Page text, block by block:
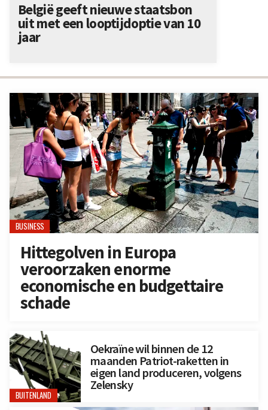
BUSINESS
Hittegolven in Europa
veroorzaken enorme
economische en budgettaire
schade
BUITENLAND
Oekraïne wil binnen de 12
maanden Patriot-raketten in
eigen land produceren, volgens
Zelensky
België geeft nieuwe staatsbon
uit met een looptijdoptie van 10
jaar